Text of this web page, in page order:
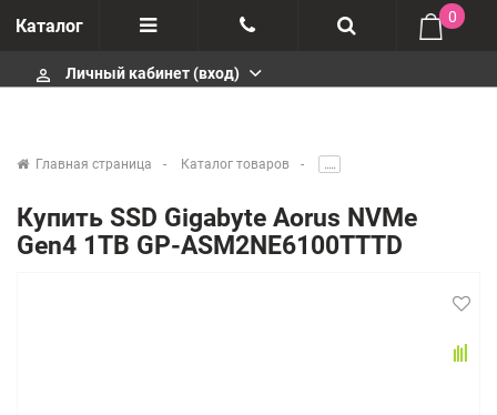
Каталог
Отзывы
Гарантия
+375447430404
infobelm.by@yandex.ru
0
perm_identity Личный кабинет (вход)
Главная страница Каталог товаров .....
Купить SSD Gigabyte Aorus NVMe
Gen4 1TB GP-ASM2NE6100TTTD